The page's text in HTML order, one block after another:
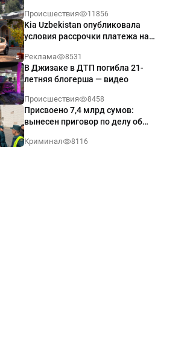
Происшествия 11856
Kia Uzbekistan опубликовала
условия рассрочки платежа на
годовых
Реклама 8531
В Джизаке в ДТП погибла 21-
летняя блогерша — видео
Происшествия 8458
Присвоено 7,4 млрд сумов:
вынесен приговор по делу об
Ташкенте
Криминал 8116